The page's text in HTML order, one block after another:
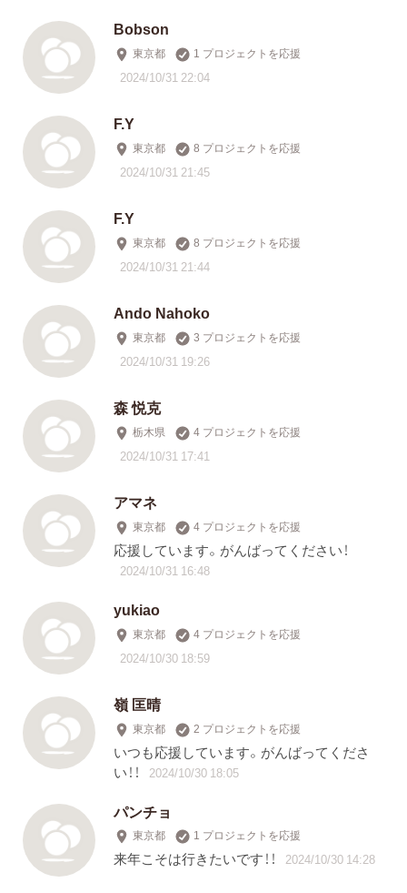
Bobson
東京都 1 プロジェクトを応援
2024/10/31 22:04
F.Y
東京都 8 プロジェクトを応援
2024/10/31 21:45
F.Y
東京都 8 プロジェクトを応援
2024/10/31 21:44
Ando Nahoko
東京都 3 プロジェクトを応援
2024/10/31 19:26
森 悦克
栃木県 4 プロジェクトを応援
2024/10/31 17:41
アマネ
東京都 4 プロジェクトを応援
応援しています。がんばってください！
2024/10/31 16:48
yukiao
東京都 4 プロジェクトを応援
2024/10/30 18:59
嶺 匡晴
東京都 2 プロジェクトを応援
いつも応援しています。がんばってくださ
い！！
2024/10/30 18:05
パンチョ
東京都 1 プロジェクトを応援
来年こそは行きたいです！！ 2024/10/30 14:28